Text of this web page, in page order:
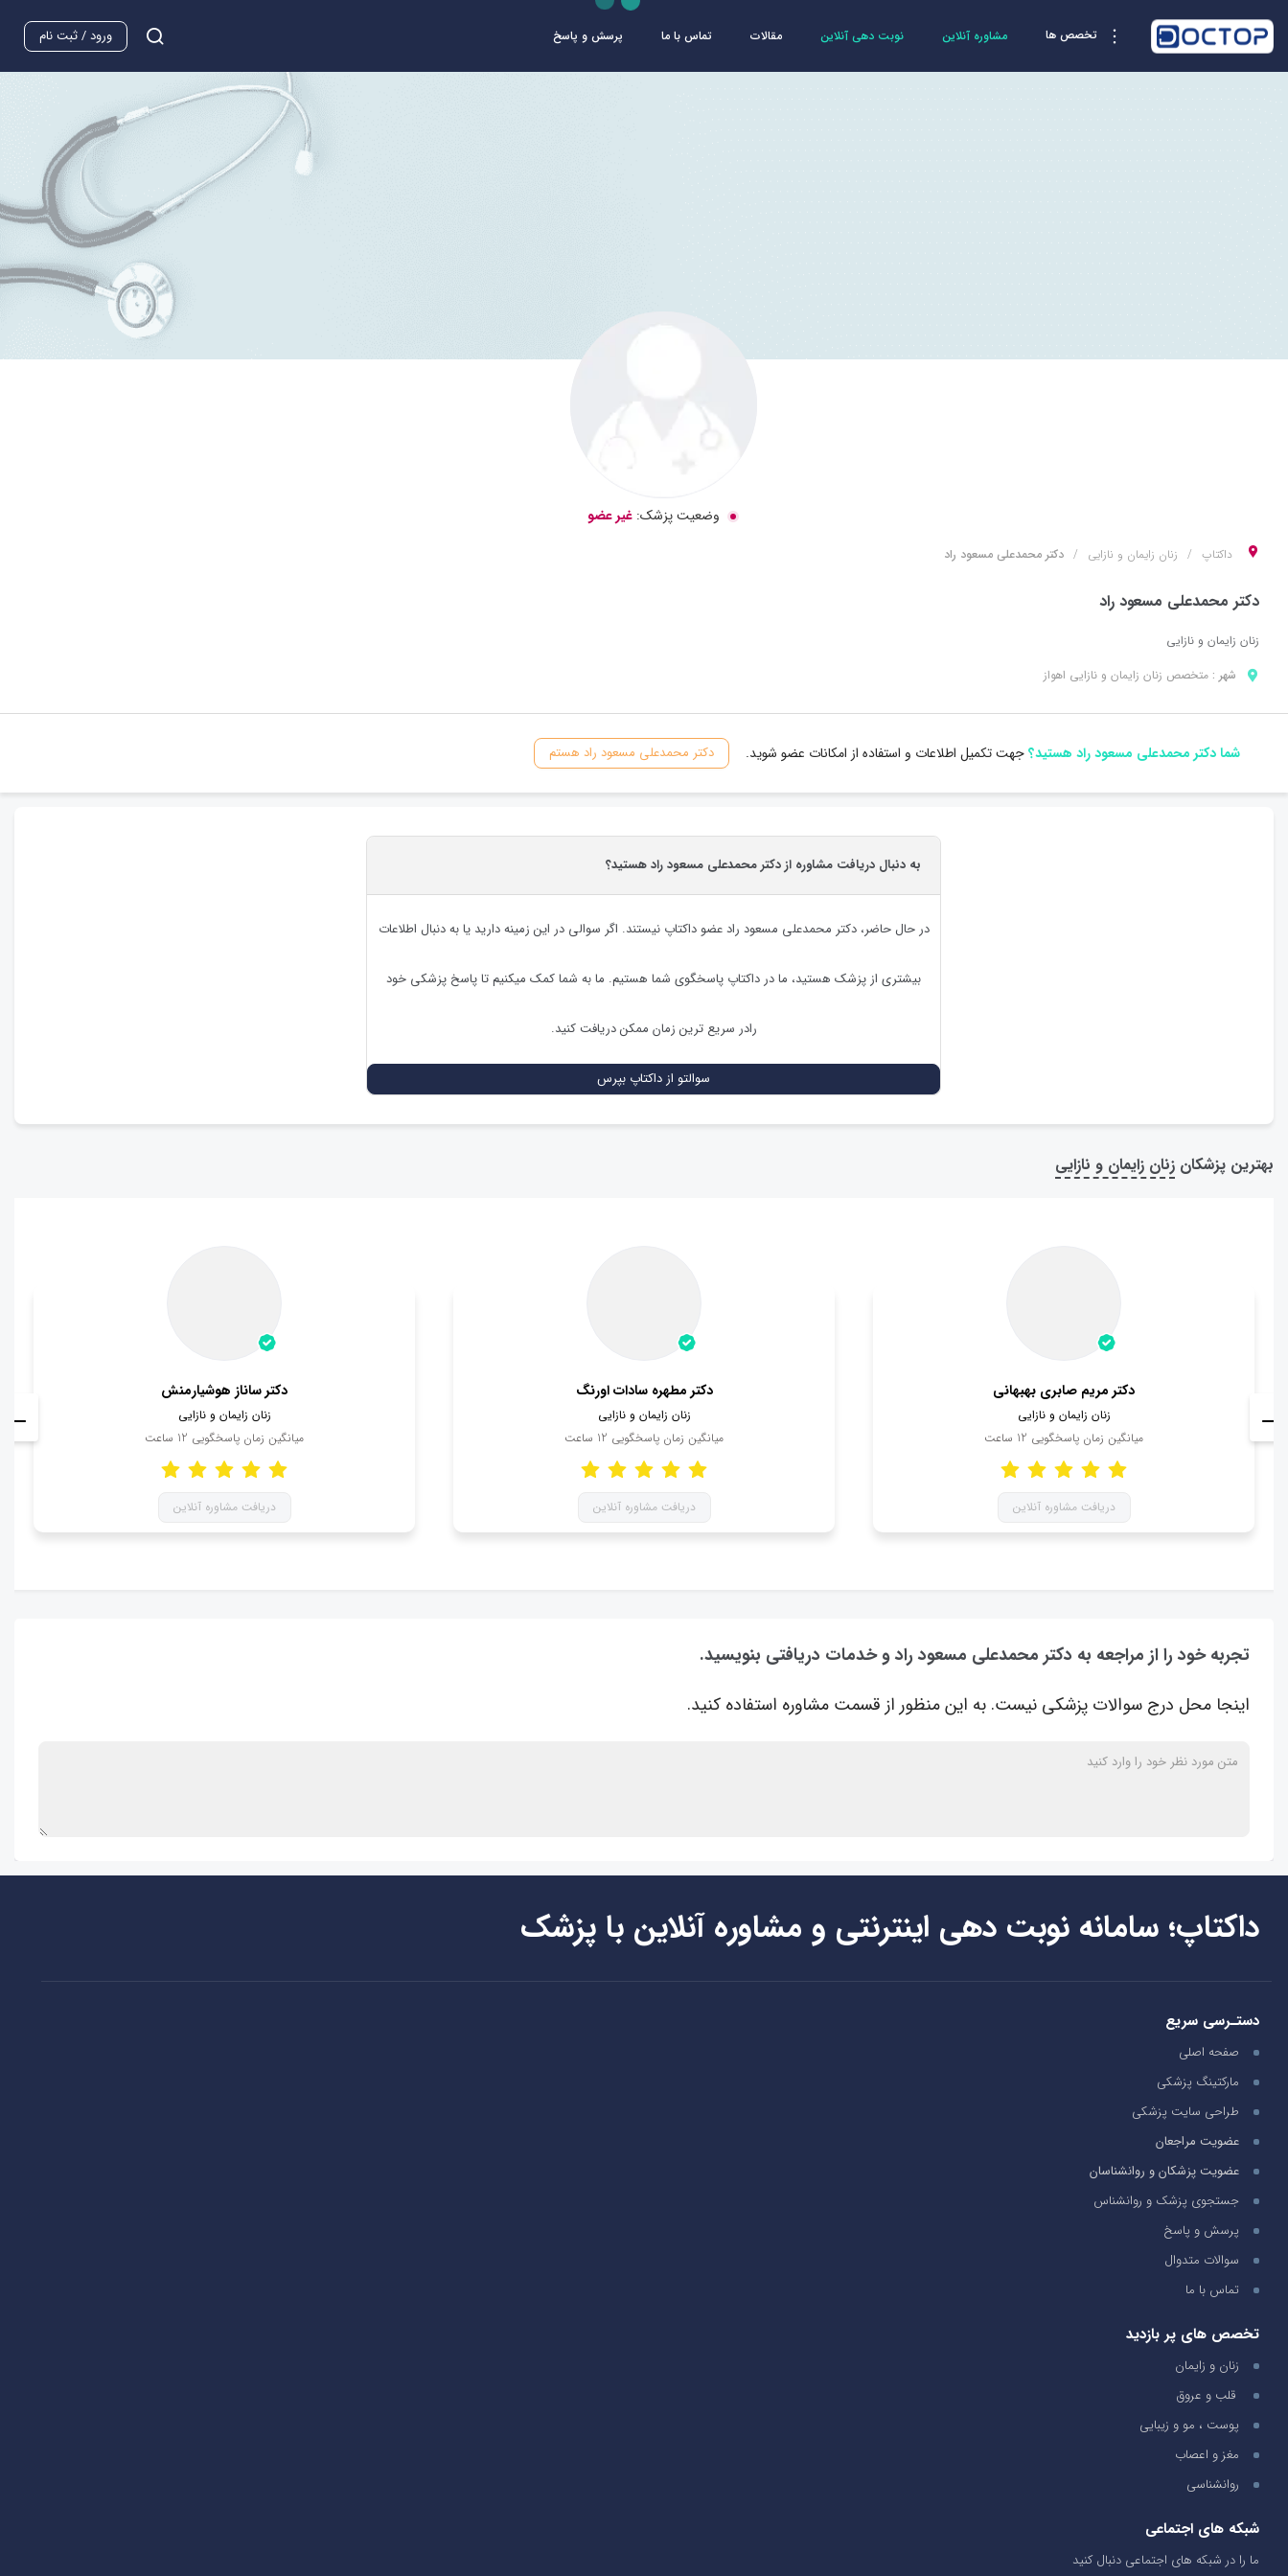
تخصص ها مشاوره آنلاین نوبت دهی آنلاین مقالات تماس با ما پرسش و پاسخ ورود / ثبت نام
وضعیت پزشک: غیر عضو
داکتاپ زنان زایمان و نازایی دکتر محمدعلی مسعود راد
دکتر محمدعلی مسعود راد
زنان زایمان و نازایی
شهر : متخصص زنان زایمان و نازایی اهواز
شما دکتر محمدعلی مسعود راد هستید؟جهت تکمیل اطلاعات و استفاده از امکانات عضو شوید. دکتر محمدعلی مسعود راد هستم
به دنبال دریافت مشاوره از دکتر محمدعلی مسعود راد هستید؟
در حال حاضر،دکتر محمدعلی مسعود رادعضو داکتاپ نیستند. اگر سوالی در این زمینه دارید یا به دنبال اطلاعات
بیشتری از پزشک هستید، ما در داکتاپ پاسخگوی شما هستیم. ما به شما کمک میکنیم تا پاسخ پزشکی خود
رادر سریع ترین زمان ممکن دریافت کنید.
سوالتو از داکتاپ بپرس
بهترین پزشکان زنان زایمان و نازایی
دکتر ساناز هوشیارمنش
زنان زایمان و نازایی
میانگین زمان پاسخگویی 12 ساعت
دریافت مشاوره آنلاین
دکتر مطهره سادات اورنگ
زنان زایمان و نازایی
میانگین زمان پاسخگویی 12 ساعت
دریافت مشاوره آنلاین
دکتر مریم صابری بهبهانی
زنان زایمان و نازایی
میانگین زمان پاسخگویی 12 ساعت
دریافت مشاوره آنلاین
تجربه خود را از مراجعه به دکتر محمدعلی مسعود راد و خدمات دریافتی بنویسید.
اینجا محل درج سوالات پزشکی نیست. به این منظور از قسمت مشاوره استفاده کنید.
داکتاپ؛ سامانه نوبت دهی اینترنتی و مشاوره آنلاین با پزشک
دستـرسی سریع
صفحه اصلی
مارکتینگ پزشکی
طراحی سایت پزشکی
عضویت مراجعان
عضویت پزشکان و روانشناسان
جستجوی پزشک و روانشناس
پرسش و پاسخ
سوالات متدوال
تماس با ما
تخصص های پر بازدید
زنان و زایمان
قلب و عروق
پوست ، مو و زیبایی
مغز و اعصاب
روانشناسی
شبکه های اجتماعی
ما را در شبکه های اجتماعی دنبال کنید